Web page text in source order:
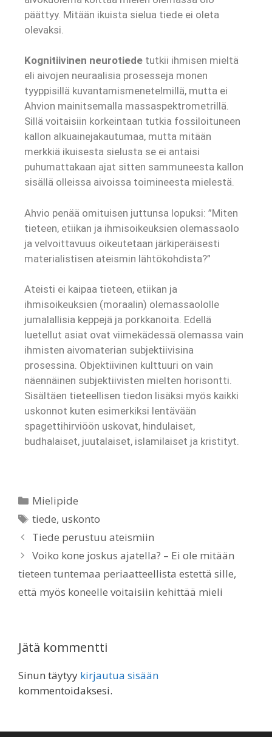
päättyy. Mitään ikuista sielua tiede ei oleta
olevaksi.
Kognitiivinen neurotiede tutkii ihmisen mieltä
eli aivojen neuraalisia prosesseja monen
tyyppisillä kuvantamismenetelmillä, mutta ei
Ahvion mainitsemalla massaspektrometrillä.
Sillä voitaisiin korkeintaan tutkia fossiloituneen
kallon alkuainejakautumaa, mutta mitään
merkkiä ikuisesta sielusta se ei antaisi
puhumattakaan ajat sitten sammuneesta kallon
sisällä olleissa aivoissa toimineesta mielestä.
Ahvio penää omituisen juttunsa lopuksi: ”Miten
tieteen, etiikan ja ihmisoikeuksien olemassaolo
ja velvoittavuus oikeutetaan järkiperäisesti
materialistisen ateismin lähtökohdista?”
Ateisti ei kaipaa tieteen, etiikan ja
ihmisoikeuksien (moraalin) olemassaololle
jumalallisia keppejä ja porkkanoita. Edellä
luetellut asiat ovat viimekädessä olemassa vain
ihmisten aivomaterian subjektiivisina
prosessina. Objektiivinen kulttuuri on vain
näennäinen subjektiivisten mielten horisontti.
Sisältäen tieteellisen tiedon lisäksi myös kaikki
uskonnot kuten esimerkiksi lentävään
spagettihirviöön uskovat, hindulaiset,
budhalaiset, juutalaiset, islamilaiset ja kristityt.
Mielipide
tiede, uskonto
Tiede perustuu ateismiin
Voiko kone joskus ajatella? – Ei ole mitään
tieteen tuntemaa periaatteellista estettä sille,
että myös koneelle voitaisiin kehittää mieli
Jätä kommentti
Sinun täytyy kirjautua sisään
kommentoidaksesi.